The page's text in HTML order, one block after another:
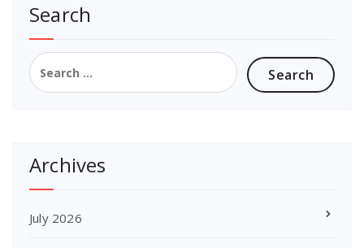
Search
Search
for:
Archives
July 2026